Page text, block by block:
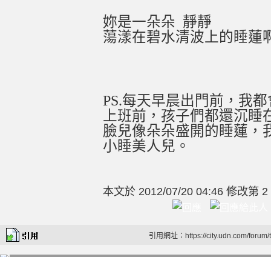
妳是一朵朵 靜靜
蕩漾在碧水清波上的睡蓮
PS.每天早晨出門前，我
上班前，孩子們都還沉
臉兒像朵朵盛開的睡蓮，
小睡美人兒。
本文於 2012/07/20 04:46 修改第 2
引用網址：https://city.udn.com/